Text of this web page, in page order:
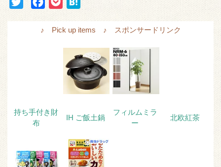
c
t
n
a
♪ Pick up items ♪ スポンサードリンク
持ち手付き財
布
IH ご飯土鍋
フィルムミラ
ー
北欧紅茶